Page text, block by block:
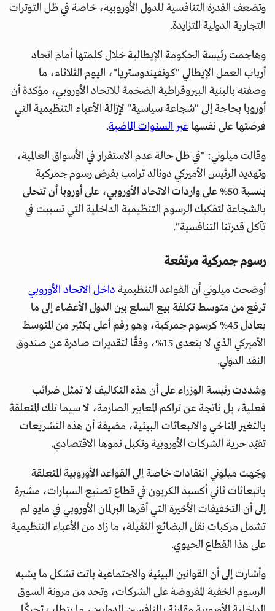
وتضعف القدرة التنافسية للدول الأوروبية، خاصة في ظل التوترات
التجارية الدولية المتزايدة.
وهاجمت رئيسة الحكومة الإيطالية خلال كلمتها أمام اتحاد
أرباب العمل الإيطالي "كونفيندوستريا"، اليوم الثلاثاء، ما
وصفته بالبنية البيروقراطية الضخمة للاتحاد الأوروبي، مؤكدة أن
أوروبا بحاجة إلى "شجاعة سياسية" لإزالة الأعباء التنظيمية التي
فرضتها على نفسها عبر السنوات الماضية.
وقالت ميلوني: "في ظل حالة عدم الاستقرار في الأسواق العالمية،
وتهديد الرئيس الأميركي دونالد ترامب بفرض رسوم جمركية
بنسبة 50% على واردات الاتحاد الأوروبي، على أوروبا أن تتحلى
بالشجاعة لتفكيك الرسوم التنظيمية الداخلية التي تسببت في
تآكل قدرتنا التنافسية".
رسوم جمركية مرتفعة
أوضحت ميلوني أن القواعد التنظيميةداخل الاتحاد الأوروبي
ترفع من متوسط تكلفة بيع السلع بين الدول الأعضاء إلى ما
يعادل 45% كرسوم جمركية، وهو رقم أعلى بكثير من المتوسط
الأميركي الذي لا يتعدى 15%، وفقًا لتقديرات صادرة عن صندوق
النقد الدولي.
وشددت رئيسة الوزراء على أن هذه التكاليف لا تمثل ضرائب
فعلية، بل ناتجة عن تراكم المعايير الصارمة، لا سيما تلك المتعلقة
بالتغير المناخي والانبعاثات البيئية، مضيفة أن هذه التشريعات
تقيّد حرية الشركات الأوروبية وتكبل نموها الاقتصادي.
وجّهت ميلوني انتقادات خاصة إلى القواعد الأوروبية المتعلقة
بانبعاثات ثاني أكسيد الكربون في قطاع تصنيع السيارات، مشيرة
إلى أن التخفيفات الأخيرة التي أقرها البرلمان الأوروبي في مايو لم
تشمل مركبات نقل البضائع الثقيلة، ما زاد من الأعباء التنظيمية
على هذا القطاع الحيوي.
وأشارت إلى أن القوانين البيئية والاجتماعية باتت تشكل ما يشبه
الرسوم الخفية المفروضة على الشركات، وتحد من مرونة السوق